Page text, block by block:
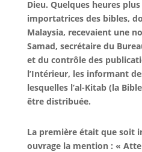
Dieu. Quelques heures
importatrices des bibles,
Malaysia, recevaient une
Samad, secrétaire du
et du contrôle des
l’Intérieur, les informant
lesquelles l’al-Kitab (la
être distribuée.
La première était que soit
ouvrage la mention : «